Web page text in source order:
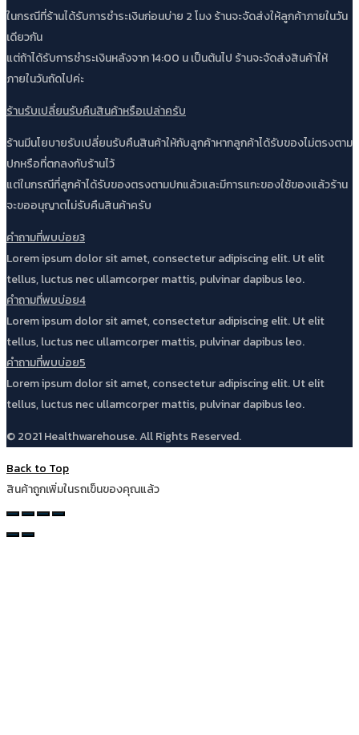
ในกรณีที่ร้านได้รับการชำระเงินก่อนบ่าย 2 โมง ร้านจะจัดส่งให้ลูกค้าภายในวัน
เดียวกัน
แต่ถ้าได้รับการชำระเงินหลังจาก 14:00 น เป็นต้นไป ร้านจะจัดส่งสินค้าให้
ภายในวันถัดไปค่ะ
ร้านรับเปลี่ยนรับคืนสินค้าหรือเปล่าครับ
ร้านมีนโยบายรับเปลี่ยนรับคืนสินค้าให้กับลูกค้าหากลูกค้าได้รับของไม่ตรงตาม
ปกหรือที่ตกลงกับร้านไว้
แต่ในกรณีที่ลูกค้าได้รับของตรงตามปกแล้วและมีการแกะของใช้ของแล้วร้าน
จะขออนุญาตไม่รับคืนสินค้าครับ
คำถามที่พบบ่อย3
Lorem ipsum dolor sit amet, consectetur adipiscing elit. Ut elit
tellus, luctus nec ullamcorper mattis, pulvinar dapibus leo.
คำถามที่พบบ่อย4
Lorem ipsum dolor sit amet, consectetur adipiscing elit. Ut elit
tellus, luctus nec ullamcorper mattis, pulvinar dapibus leo.
คำถามที่พบบ่อย5
Lorem ipsum dolor sit amet, consectetur adipiscing elit. Ut elit
tellus, luctus nec ullamcorper mattis, pulvinar dapibus leo.
© 2021 Healthwarehouse. All Rights Reserved.
Back to Top
สินค้าถูกเพิ่มในรถเข็นของคุณแล้ว